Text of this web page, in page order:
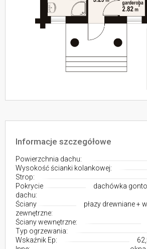
Informacje szczegółowe
Powierzchnia dachu:
Wysokość ścianki kolankowej:
Strop:
Pokrycie
dachu:
dachówka
Ściany
zewnętrzne:
płazy drewniane +
Ściany wewnętrzne:
Typ ogrzewania:
Wskaźnik Ep: